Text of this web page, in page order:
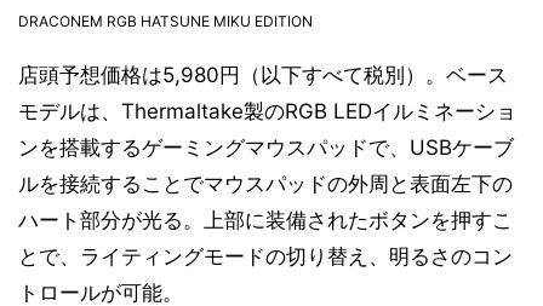
DRACONEM RGB HATSUNE MIKU EDITION
店頭予想価格は5,980円（以下すべて税別）。ベース
モデルは、Thermaltake製のRGB LEDイルミネーショ
ンを搭載するゲーミングマウスパッドで、USBケーブ
ルを接続することでマウスパッドの外周と表面左下の
ハート部分が光る。上部に装備されたボタンを押すこ
とで、ライティングモードの切り替え、明るさのコン
トロールが可能。